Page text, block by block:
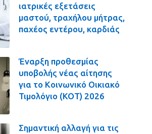
ιατρικές εξετάσεις
μαστού, τραχήλου μήτρας,
παχέος εντέρου, καρδιάς
Έναρξη προθεσμίας
υποβολής νέας αίτησης
για το Κοινωνικό Οικιακό
Τιμολόγιο (ΚΟΤ) 2026
Σημαντική αλλαγή για τις